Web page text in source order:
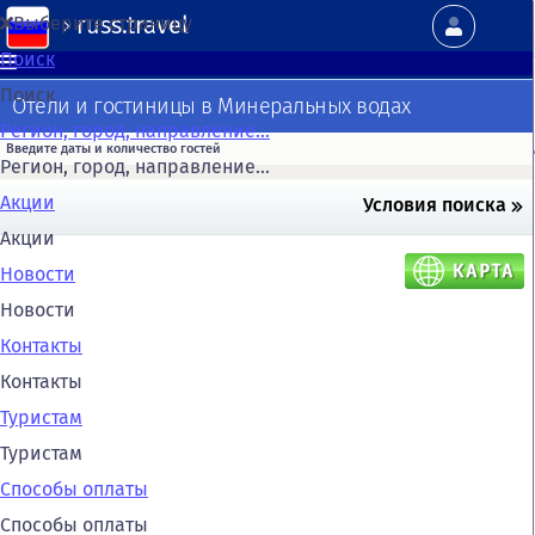
russ.travel
Выберите страницу
Поиск
Поиск
Регион, город, направление...
Регион, город, направление...
Акции
Акции
Новости
Новости
Контакты
Контакты
Туристам
Туристам
Способы оплаты
Способы оплаты
Отели и гостиницы в Минеральных водах
Условия поиска